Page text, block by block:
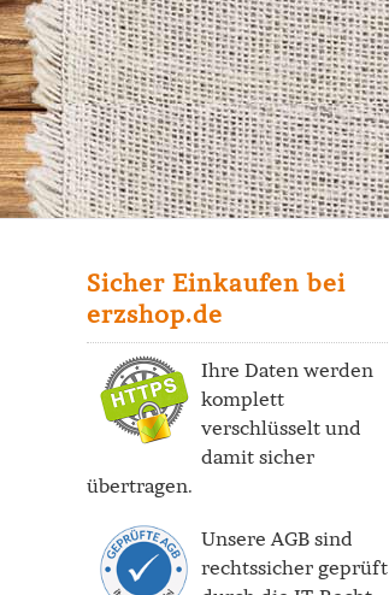
Sicher Einkaufen bei
erzshop.de
Ihre Daten werden
komplett
verschlüsselt und
damit sicher
übertragen.
Unsere AGB sind
rechtssicher geprüft